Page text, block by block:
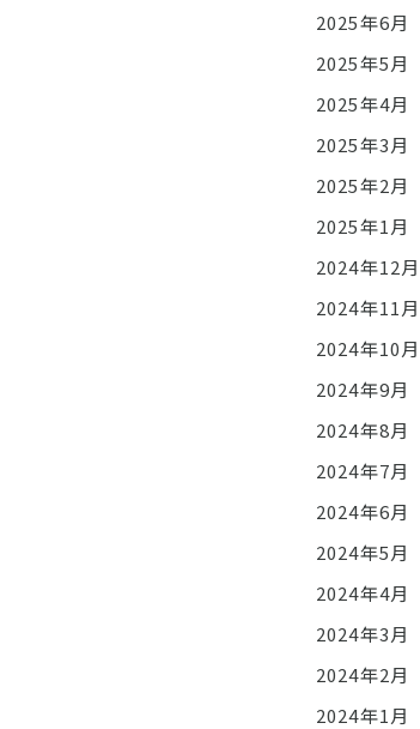
2025年6月
2025年5月
2025年4月
2025年3月
2025年2月
2025年1月
2024年12月
2024年11月
2024年10月
2024年9月
2024年8月
2024年7月
2024年6月
2024年5月
2024年4月
2024年3月
2024年2月
2024年1月